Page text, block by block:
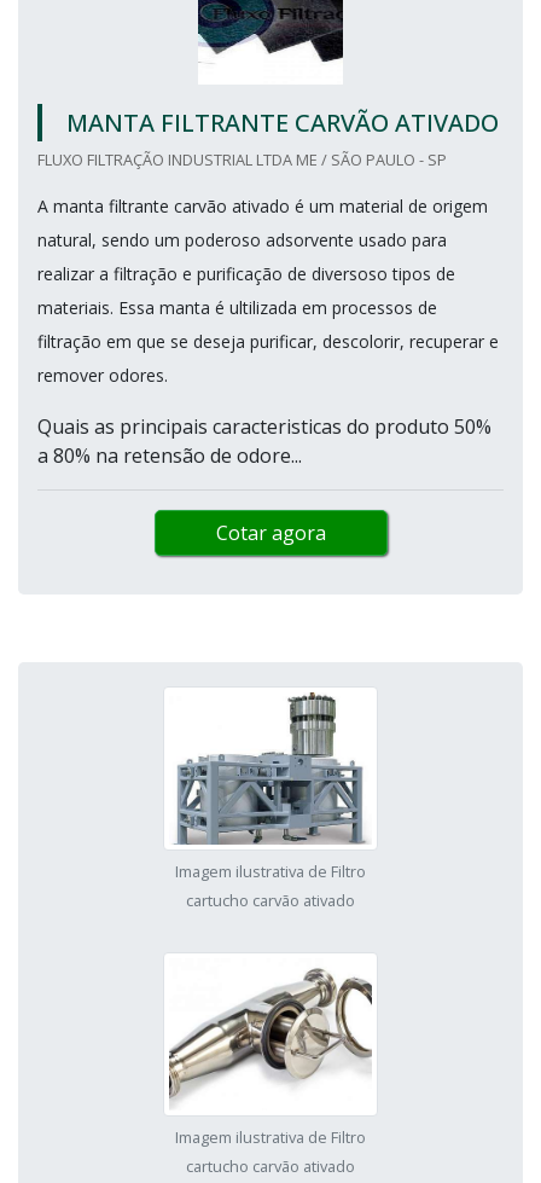
MANTA FILTRANTE CARVÃO ATIVADO
FLUXO FILTRAÇÃO INDUSTRIAL LTDA ME / SÃO PAULO - SP
A manta filtrante carvão ativado é um material de origem
natural, sendo um poderoso adsorvente usado para
realizar a filtração e purificação de diversoso tipos de
materiais. Essa manta é ultilizada em processos de
filtração em que se deseja purificar, descolorir, recuperar e
remover odores.
Quais as principais caracteristicas do produto 50%
a 80% na retensão de odore...
Cotar agora
Imagem ilustrativa de Filtro
cartucho carvão ativado
Imagem ilustrativa de Filtro
cartucho carvão ativado